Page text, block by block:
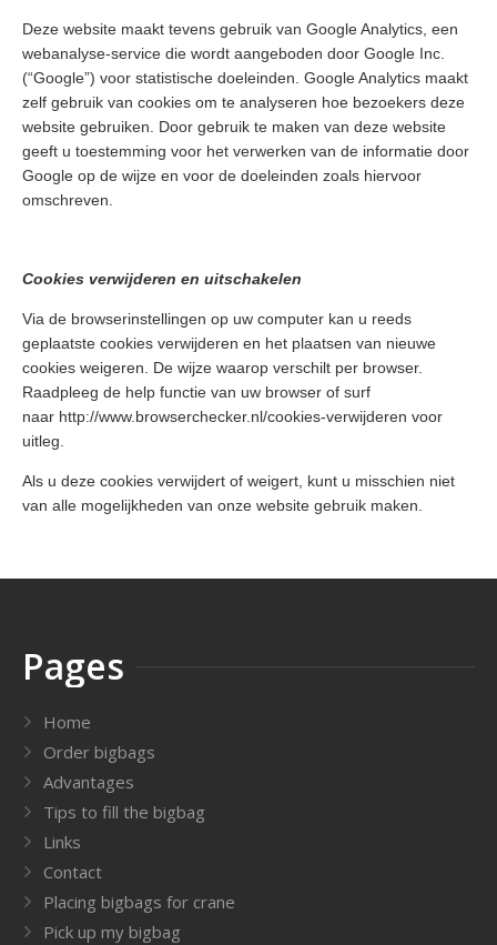
Deze website maakt tevens gebruik van Google Analytics, een
webanalyse-service die wordt aangeboden door Google Inc.
(“Google”) voor statistische doeleinden. Google Analytics maakt
zelf gebruik van cookies om te analyseren hoe bezoekers deze
website gebruiken. Door gebruik te maken van deze website
geeft u toestemming voor het verwerken van de informatie door
Google op de wijze en voor de doeleinden zoals hiervoor
omschreven.
Cookies verwijderen en uitschakelen
Via de browserinstellingen op uw computer kan u reeds
geplaatste cookies verwijderen en het plaatsen van nieuwe
cookies weigeren. De wijze waarop verschilt per browser.
Raadpleeg de help functie van uw browser of surf
naar http://www.browserchecker.nl/cookies-verwijderen voor
uitleg.
Als u deze cookies verwijdert of weigert, kunt u misschien niet
van alle mogelijkheden van onze website gebruik maken.
Pages
Home
Order bigbags
Advantages
Tips to fill the bigbag
Links
Contact
Placing bigbags for crane
Pick up my bigbag